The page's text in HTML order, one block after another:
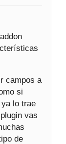
campos a
si
lo trae
vas
de